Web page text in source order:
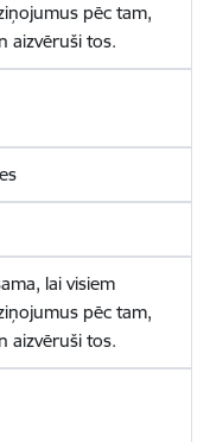
pēc tam,
aizvēruši tos.
lai visiem
pēc tam,
aizvēruši tos.